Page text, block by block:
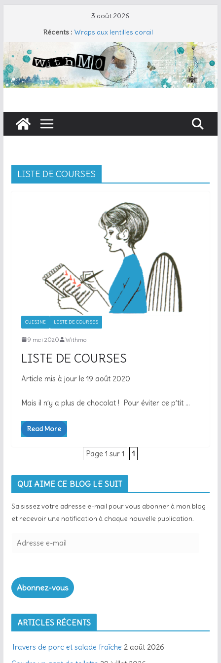
3 août 2026
Récents : Wraps aux lentilles corail
Travers de porc et salade fraîche
Coudre un gant de toilette
Cherry Cobbler
Taboulé de chou-fleur
LISTE DE COURSES
CUISINE LISTE DE COURSES
9 mai 2020 Withmo
LISTE DE COURSES
Article mis à jour le 19 août 2020
Mais il n’y a plus de chocolat ! Pour éviter ce p’tit …
Read More
Page 1 sur 1 1
QUI AIME CE BLOG LE SUIT
Saisissez votre adresse e-mail pour vous abonner à mon blog
et recevoir une notification à chaque nouvelle publication.
s
e
m
Abonnez-vous
ARTICLES RÉCENTS
Travers de porc et salade fraîche 2 août 2026